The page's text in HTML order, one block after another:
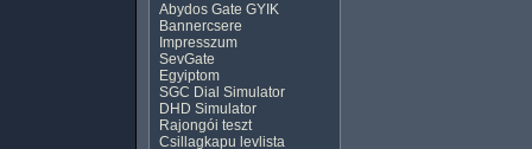
Abydos Gate GYIK
Bannercsere
Impresszum
SevGate
Egyiptom
SGC Dial Simulator
DHD Simulator
Rajongói teszt
Csillagkapu levlista